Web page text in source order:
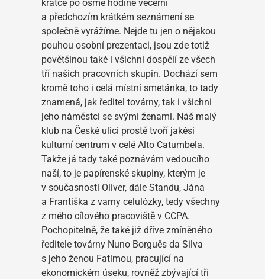
krátce po osmé hodině večerní
a předchozím krátkém seznámení se
společně vyrážíme. Nejde tu jen o nějakou
pouhou osobní prezentaci, jsou zde totiž
povětšinou také i všichni dospělí ze všech
tří našich pracovních skupin. Dochází sem
kromě toho i celá místní smetánka, to tady
znamená, jak ředitel továrny, tak i všichni
jeho náměstci se svými ženami. Náš malý
klub na České ulici prostě tvoří jakési
kulturní centrum v celé Alto Catumbela.
Takže já tady také poznávám vedoucího
naší, to je papírenské skupiny, kterým je
v současnosti Oliver, dále Standu, Jána
a Františka z varny celulózky, tedy všechny
z mého cílového pracoviště v CCPA.
Pochopitelně, že také již dříve zmíněného
ředitele továrny Nuno Borguês da Silva
s jeho ženou Fatimou, pracující na
ekonomickém úseku, rovněž zbývající tři